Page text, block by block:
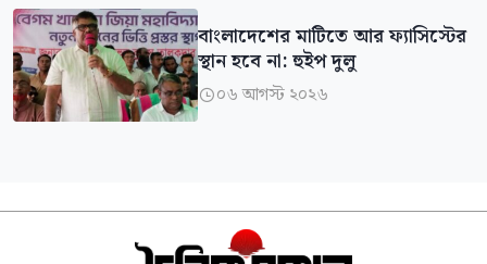
বাংলাদেশের মাটিতে আর ফ্যাসিস্টের
স্থান হবে না: হুইপ দুলু
০৬ আগস্ট ২০২৬